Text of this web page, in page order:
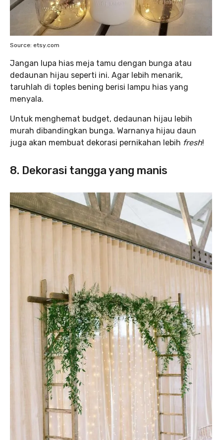
Source: etsy.com
Jangan lupa hias meja tamu dengan bunga atau
dedaunan hijau seperti ini. Agar lebih menarik,
taruhlah di toples bening berisi lampu hias yang
menyala.
Untuk menghemat budget, dedaunan hijau lebih
murah dibandingkan bunga. Warnanya hijau daun
juga akan membuat dekorasi pernikahan lebih fresh!
8. Dekorasi tangga yang manis